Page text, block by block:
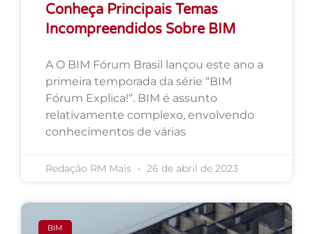
Conheça Principais Temas
Incompreendidos Sobre BIM
A O BIM Fórum Brasil lançou este ano a
primeira temporada da série “BIM
Fórum Explica!“. BIM é assunto
relativamente complexo, envolvendo
conhecimentos de várias
Redação RM Mais 26 de abril de 2023
BIM